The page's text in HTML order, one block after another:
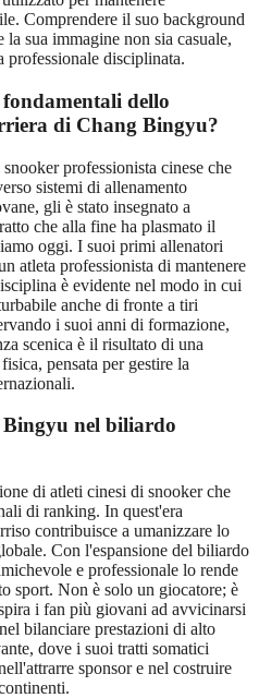
Comprendere il suo background
sua immagine non sia casuale,
disciplinata.
dello
di Chang Bingyu?
professionista cinese che
sistemi di allenamento
gli è stato insegnato a
che alla fine ha plasmato il
oggi. I suoi primi allenatori
atleta professionista di mantenere
è evidente nel modo in cui
anche di fronte a tiri
i suoi anni di formazione,
scenica è il risultato di una
pensata per gestire la
Bingyu nel biliardo
di atleti cinesi di snooker che
di ranking. In quest'era
contribuisce a umanizzare lo
Con l'espansione del biliardo
e professionale lo rende
sport. Non è solo un giocatore; è
i fan più giovani ad avvicinarsi
bilanciare prestazioni di alto
dove i suoi tratti somatici
sponsor e nel costruire